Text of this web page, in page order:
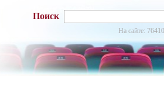
Поиск
На сайте: